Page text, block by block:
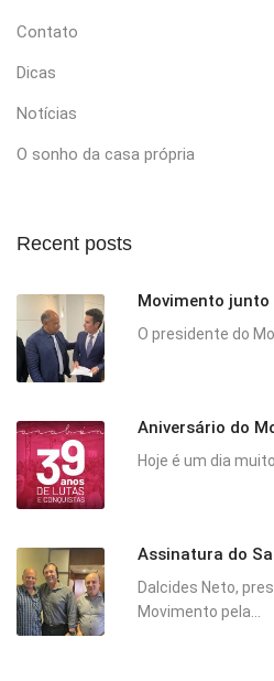
Contato
Dicas
Notícias
O sonho da casa própria
Recent posts
Movimento
O presidente do
Aniversário do
Hoje é um dia
Assinatura do
Dalcides Neto,
Movimento pela...